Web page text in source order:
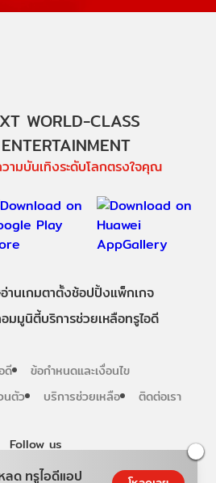
ลด ทรูไอดีแอป
Follow us
WORLD-CLASS
ามบันเทิงระดับโลกตรงใจคุณ
อ่านเกมตาตั้งช้อปปิ้งแพ็กเกจ
มมูนิตี้บริการช่วยเหลือทรูไอดี
ดี
ข้อกำหนดและเงื่อนไข
นตัว
บริการช่วยเหลือ ติดต่อเรา